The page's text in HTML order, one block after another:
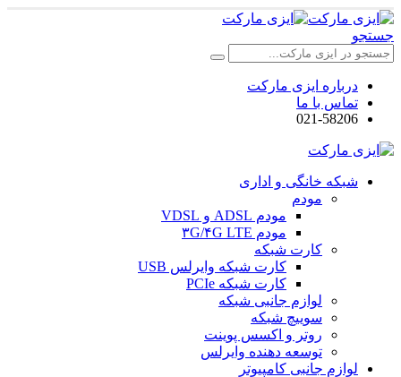
جستجو
درباره ایزی مارکت
تماس با ما
021-58206
شبکه خانگی و اداری
مودم
مودم ADSL و VDSL
مودم ۳G/۴G LTE
کارت شبکه
کارت شبکه وایرلس USB
کارت شبکه PCIe
لوازم جانبی شبکه
سوییچ شبکه
روتر و اکسس پوینت
توسعه دهنده وایرلس
لوازم جانبی کامپیوتر